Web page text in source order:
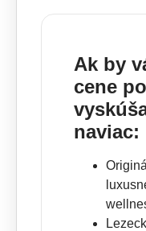
Ak by
cene
naviac: